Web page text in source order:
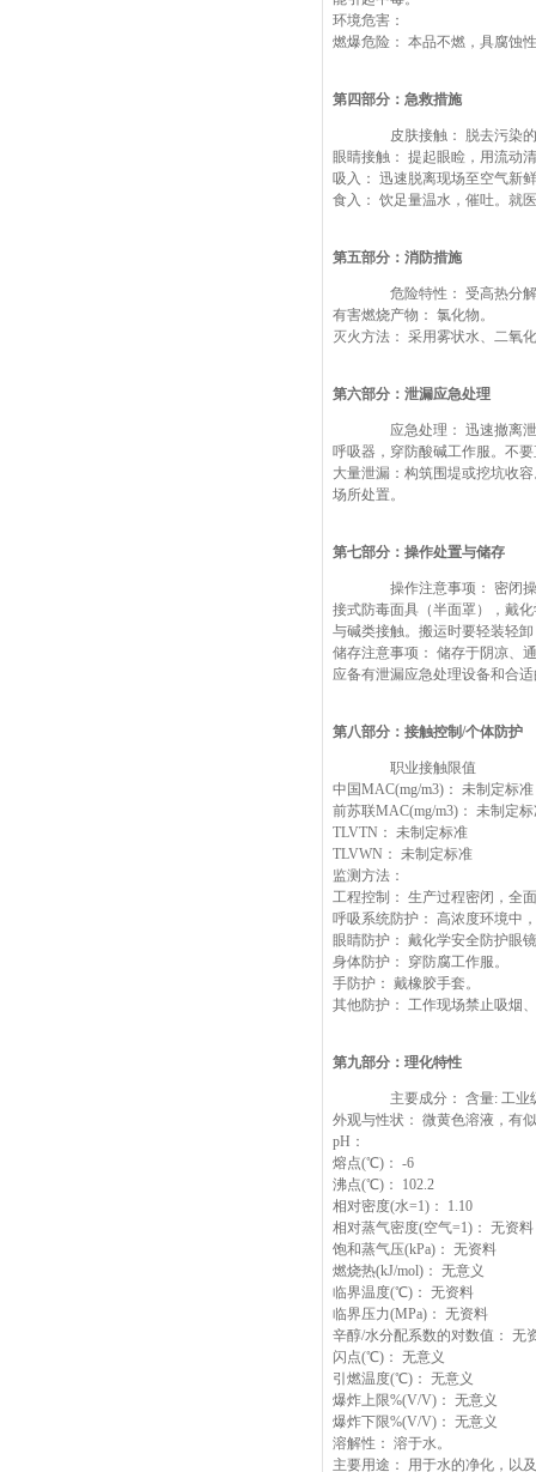
环境危害：
燃爆危险： 本品不燃，具腐蚀
第四部分：急救措施
皮肤接触： 脱去污染的
眼睛接触： 提起眼睑，用流动
吸入： 迅速脱离现场至空气新
食入： 饮足量温水，催吐。就
第五部分：消防措施
危险特性： 受高热分解
有害燃烧产物： 氯化物。
灭火方法： 采用雾状水、二氧
第六部分：泄漏应急处理
应急处理： 迅速撤离泄
呼吸器，穿防酸碱工作服。不
大量泄漏：构筑围堤或挖坑收
场所处置。
第七部分：操作处置与储存
操作注意事项： 密闭操
接式防毒面具（半面罩），戴
与碱类接触。搬运时要轻装轻
储存注意事项： 储存于阴凉、
应备有泄漏应急处理设备和合
第八部分：接触控制/个体防护
职业接触限值
中国MAC(mg/m3)： 未制定标准
前苏联MAC(mg/m3)： 未制定
TLVTN： 未制定标准
TLVWN： 未制定标准
监测方法：
工程控制： 生产过程密闭，全
呼吸系统防护： 高浓度环境中
眼睛防护： 戴化学安全防护眼
身体防护： 穿防腐工作服。
手防护： 戴橡胶手套。
其他防护： 工作现场禁止吸烟
第九部分：理化特性
主要成分： 含量: 工业
外观与性状： 微黄色溶液，有
pH：
熔点(℃)： -6
沸点(℃)： 102.2
相对密度(水=1)： 1.10
相对蒸气密度(空气=1)： 无资料
饱和蒸气压(kPa)： 无资料
燃烧热(kJ/mol)： 无意义
临界温度(℃)： 无资料
临界压力(MPa)： 无资料
辛醇/水分配系数的对数值： 无
闪点(℃)： 无意义
引燃温度(℃)： 无意义
爆炸上限%(V/V)： 无意义
爆炸下限%(V/V)： 无意义
溶解性： 溶于水。
主要用途： 用于水的净化，以